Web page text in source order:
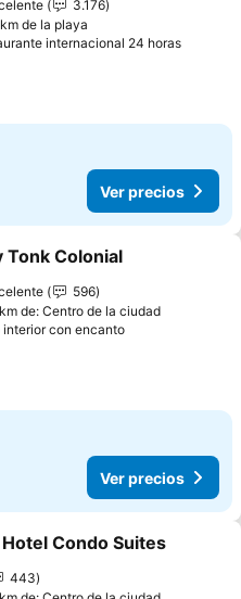
3.176
de la playa
internacional 24 horasVer
Ver precios
a favoritos
Tonk Colonial
596
de: Centro de la ciudad
interior con encantoVer precios
Ver precios
a favoritos
Condo Suites
443